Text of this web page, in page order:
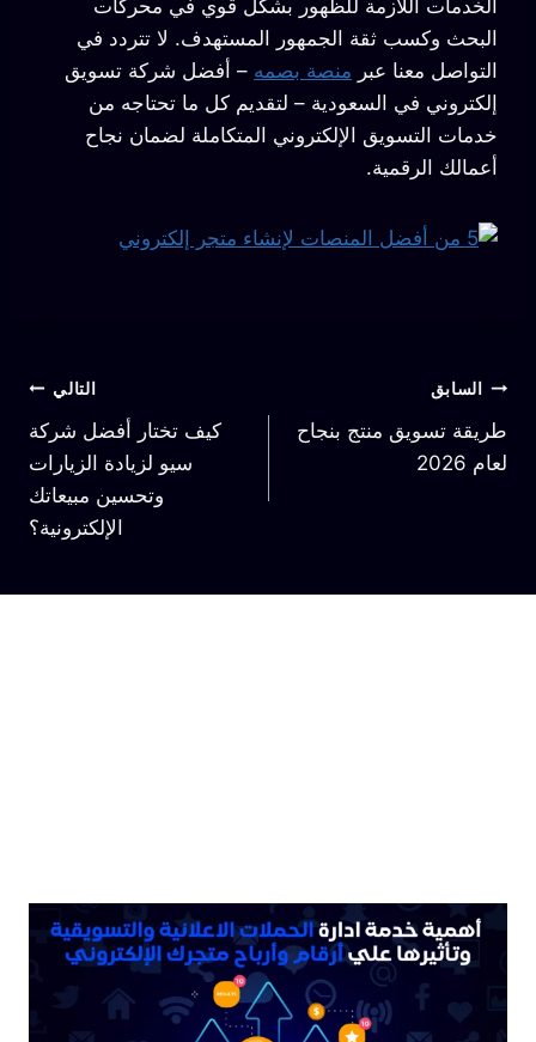
الخدمات اللازمة للظهور بشكل قوي في محركات
البحث وكسب ثقة الجمهور المستهدف. لا تتردد في
التواصل معنا عبر منصة بصمه – أفضل شركة تسويق
إلكتروني في السعودية – لتقديم كل ما تحتاجه من
خدمات التسويق الإلكتروني المتكاملة لضمان نجاح
أعمالك الرقمية.
السابق
طريقة تسويق منتج بنجاح
لعام 2026
التالي
كيف تختار أفضل شركة
سيو لزيادة الزيارات
وتحسين مبيعاتك
الإلكترونية؟